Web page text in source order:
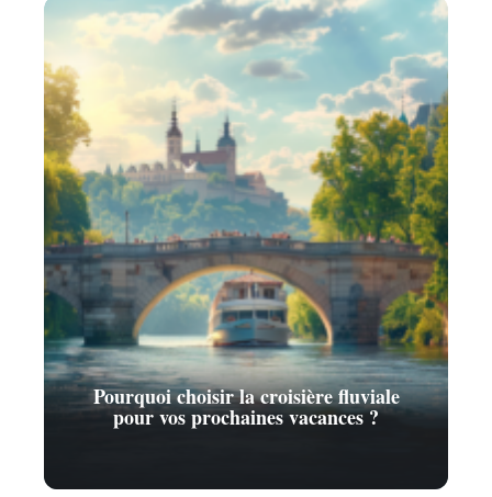
Pourquoi choisir la croisière fluviale
pour vos prochaines vacances ?